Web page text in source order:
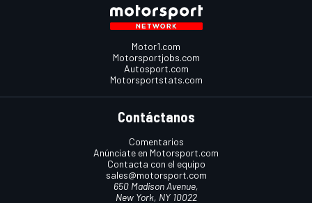
Motor1.com
Motorsportjobs.com
Autosport.com
Motorsportstats.com
Contáctanos
Comentarios
Anúnciate en Motorsport.com
Contacta con el equipo
sales@motorsport.com
650 Madison Avenue,
New York, NY 10022